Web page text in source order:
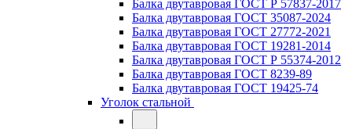
Балка двутавровая ГОСТ Р 57837-2017
Балка двутавровая ГОСТ 35087-2024
Балка двутавровая ГОСТ 27772-2021
Балка двутавровая ГОСТ 19281-2014
Балка двутавровая ГОСТ Р 55374-2012
Балка двутавровая ГОСТ 8239-89
Балка двутавровая ГОСТ 19425-74
Уголок стальной